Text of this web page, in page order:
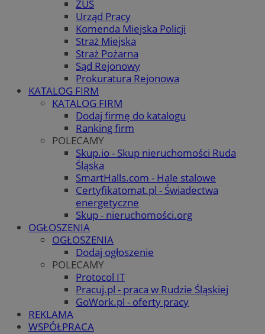
ZUS
Urząd Pracy
Komenda Miejska Policji
Straż Miejska
Straż Pożarna
Sąd Rejonowy
Prokuratura Rejonowa
KATALOG FIRM
KATALOG FIRM
Dodaj firmę do katalogu
Ranking firm
POLECAMY
Skup.io - Skup nieruchomości Ruda
Śląska
SmartHalls.com - Hale stalowe
Certyfikatomat.pl - Świadectwa
energetyczne
Skup - nieruchomości.org
OGŁOSZENIA
OGŁOSZENIA
Dodaj ogłoszenie
POLECAMY
Protocol IT
Pracuj.pl - praca w Rudzie Śląskiej
GoWork.pl - oferty pracy
REKLAMA
WSPÓŁPRACA